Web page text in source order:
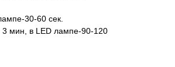
30-60 сек.
мин, в LED лампе-90-120